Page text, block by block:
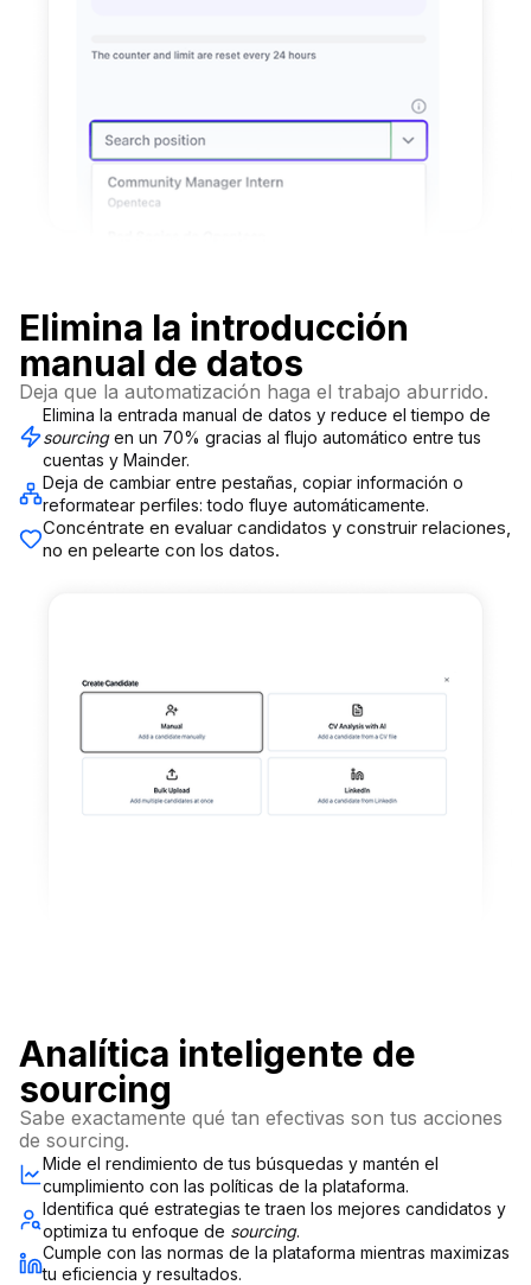
Elimina la introducción
manual de datos
Deja que la automatización haga el trabajo aburrido.
Elimina la entrada manual de datos y reduce el tiempo de
sourcingen un 70% gracias al flujo automático entre tus
cuentas y Mainder.
Deja de cambiar entre pestañas, copiar información o
reformatear perfiles: todo fluye automáticamente.
Concéntrate en evaluar candidatos y construir relaciones,
no en pelearte con los datos.
Analítica inteligente de
sourcing
Sabe exactamente qué tan efectivas son tus acciones
de sourcing.
Mide el rendimiento de tus búsquedas y mantén el
cumplimiento con las políticas de la plataforma.
Identifica qué estrategias te traen los mejores candidatos y
optimiza tu enfoque de sourcing.
Cumple con las normas de la plataforma mientras maximizas
tu eficiencia y resultados.